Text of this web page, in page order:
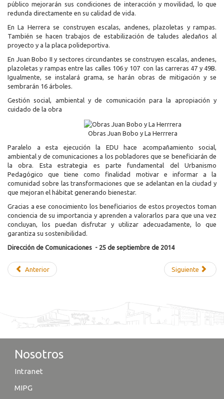
público mejorarán sus condiciones de interacción y movilidad, lo que
redunda directamente en su calidad de vida.
En La Herrera se construyen escalas, andenes, plazoletas y rampas.
También se hacen trabajos de estabilización de taludes aledaños al
proyecto y a la placa polideportiva.
En Juan Bobo II y sectores circundantes se construyen escalas, andenes,
plazoletas y rampas entre las calles 106 y 107 con las carreras 47 y 49B.
Igualmente, se instalará grama, se harán obras de mitigación y se
sembrarán 16 árboles.
Gestión social, ambiental y de comunicación para la apropiación y
cuidado de la obra
Obras Juan Bobo y La Herrrera
Paralelo a esta ejecución la EDU hace acompañamiento social,
ambiental y de comunicaciones a los pobladores que se beneficiarán de
la obra. Esta estrategia es parte fundamental del Urbanismo
Pedagógico que tiene como finalidad motivar e informar a la
comunidad sobre las transformaciones que se adelantan en la ciudad y
que mejoran el hábitat generando bienestar.
Gracias a ese conocimiento los beneficiarios de estos proyectos toman
conciencia de su importancia y aprenden a valorarlos para que una vez
concluyan, los puedan disfrutar y utilizar adecuadamente, lo que
garantiza su sostenibilidad.
Dirección de Comunicaciones - 25 de septiembre de 2014
Anterior Siguiente
Nosotros
Intranet
MIPG